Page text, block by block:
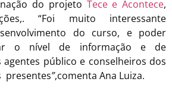
do projeto Tece e Acontece,
“Foi muito interessante
do curso, e poder
o nível de informação e de
público e conselheiros dos
presentes”,comenta Ana Luiza.